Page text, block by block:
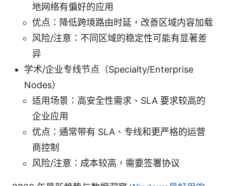
地网络有偏好的应用
优点：降低跨境路由时延，改善区域内容加载
风险/注意：不同区域的稳定性可能有显著差
异
学术/企业专线节点（Specialty/Enterprise
Nodes）
适用场景：高安全性需求、SLA 要求较高的
企业应用
优点：通常带有 SLA、专线和更严格的运营
商控制
风险/注意：成本较高，需要签署协议